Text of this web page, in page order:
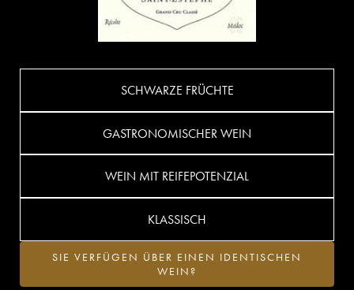
SCHWARZE FRÜCHTE
GASTRONOMISCHER WEIN
WEIN MIT REIFEPOTENZIAL
KLASSISCH
SIE VERFÜGEN ÜBER EINEN IDENTISCHEN
WEIN?